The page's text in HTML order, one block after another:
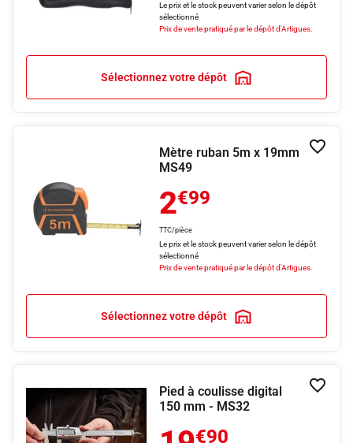
Le prix et le stock peuvent varier selon le dépôt
sélectionné
Prix de vente pratiqué par le dépôt d'Artigues.
Sélectionnez votre dépôt
Mètre ruban 5m x 19mm
MS49
2€99
TTC/pièce
Le prix et le stock peuvent varier selon le dépôt
sélectionné
Prix de vente pratiqué par le dépôt d'Artigues.
Sélectionnez votre dépôt
Pied à coulisse digital
150 mm - MS32
€90